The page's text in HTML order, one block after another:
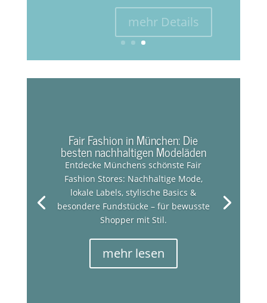
mehr Details
Fair Fashion in München: Die
besten nachhaltigen Modeläden
Entdecke Münchens schönste Fair
Fashion Stores: Nachhaltige Mode,
lokale Labels, stylische Basics &
besondere Fundstücke – für bewusste
Shopper mit Stil.
mehr lesen